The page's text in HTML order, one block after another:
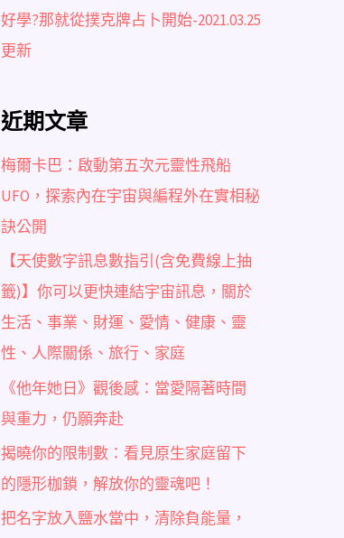
好學?那就從撲克牌占卜開始-2021.03.25
更新
近期文章
梅爾卡巴：啟動第五次元靈性飛船
UFO，探索內在宇宙與編程外在實相秘
訣公開
【天使數字訊息數指引(含免費線上抽
籤)】你可以更快連結宇宙訊息，關於
生活、事業、財運、愛情、健康、靈
性、人際關係、旅行、家庭
《他年她日》觀後感：當愛隔著時間
與重力，仍願奔赴
揭曉你的限制數：看見原生家庭留下
的隱形枷鎖，解放你的靈魂吧！
把名字放入鹽水當中，清除負能量，